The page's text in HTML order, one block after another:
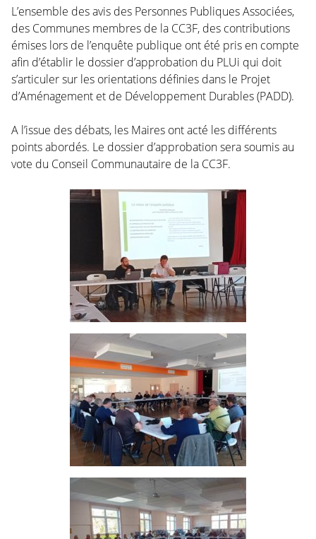
L’ensemble des avis des Personnes Publiques Associées,
des Communes membres de la CC3F, des contributions
émises lors de l’enquête publique ont été pris en compte
afin d’établir le dossier d’approbation du PLUi qui doit
s’articuler sur les orientations définies dans le Projet
d’Aménagement et de Développement Durables (PADD).
A l’issue des débats, les Maires ont acté les différents
points abordés. Le dossier d’approbation sera soumis au
vote du Conseil Communautaire de la CC3F.